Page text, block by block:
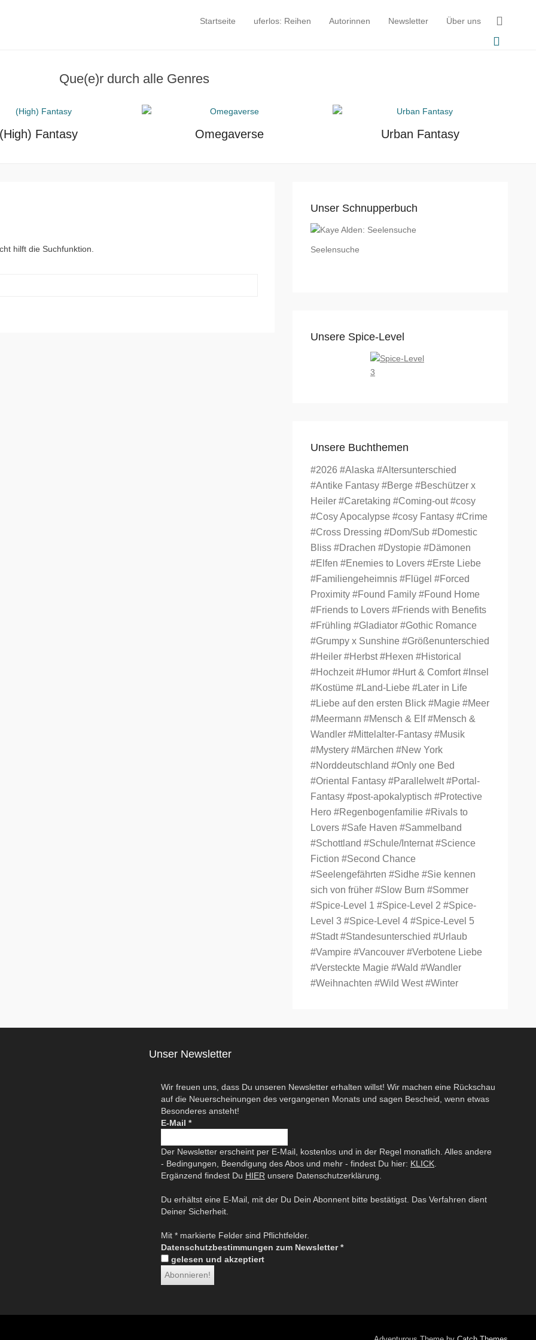
Primäres Menü
Zum Inhalt springen
Startseite uferlos: Reihen Autorinnen Newsletter Über uns
Que(e)r durch alle Genres
(High) Fantasy Omegaverse Urban Fantasy
hilft die Suchfunktion.
Unser Schnupperbuch
Seelensuche
Unsere Spice-Level
Unsere Buchthemen
#2026 #Alaska #Altersunterschied
#Antike Fantasy #Berge #Beschützer x
Heiler #Caretaking #Coming-out #cosy
#Cosy Apocalypse #cosy Fantasy #Crime
#Cross Dressing #Dom/Sub #Domestic
Bliss #Drachen #Dystopie #Dämonen
#Elfen #Enemies to Lovers #Erste Liebe
#Familiengeheimnis #Flügel #Forced
Proximity #Found Family #Found Home
#Friends to Lovers #Friends with Benefits
#Frühling #Gladiator #Gothic Romance
#Grumpy x Sunshine #Größenunterschied
#Heiler #Herbst #Hexen #Historical
#Hochzeit #Humor #Hurt & Comfort #Insel
#Kostüme #Land-Liebe #Later in Life
#Liebe auf den ersten Blick #Magie #Meer
#Meermann #Mensch & Elf #Mensch &
Wandler #Mittelalter-Fantasy #Musik
#Mystery #Märchen #New York
#Norddeutschland #Only one Bed
#Oriental Fantasy #Parallelwelt #Portal-
Fantasy #post-apokalyptisch #Protective
Hero #Regenbogenfamilie #Rivals to
Lovers #Safe Haven #Sammelband
#Schottland #Schule/Internat #Science
Fiction #Second Chance
#Seelengefährten #Sidhe #Sie kennen
sich von früher #Slow Burn #Sommer
#Spice-Level 1 #Spice-Level 2 #Spice-
Level 3 #Spice-Level 4 #Spice-Level 5
#Stadt #Standesunterschied #Urlaub
#Vampire #Vancouver #Verbotene Liebe
#Versteckte Magie #Wald #Wandler
#Weihnachten #Wild West #Winter
Unser Newsletter
Wir freuen uns, dass Du unseren Newsletter erhalten willst! Wir machen eine Rückschau
auf die Neuerscheinungen des vergangenen Monats und sagen Bescheid, wenn etwas
Besonderes ansteht!
E-Mail *
Der Newsletter erscheint per E-Mail, kostenlos und in der Regel monatlich. Alles andere
- Bedingungen, Beendigung des Abos und mehr - findest Du hier: KLICK
Ergänzend findest Du HIER unsere Datenschutzerklärung.
Du erhältst eine E-Mail, mit der Du Dein Abonnent bitte bestätigst. Das Verfahren dient
Deiner Sicherheit.
Mit * markierte Felder sind Pflichtfelder.
Datenschutzbestimmungen zum Newsletter*
gelesen und akzeptiert